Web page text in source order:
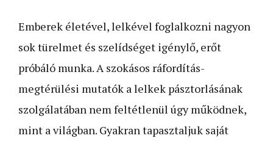
Emberek életével, lelkével foglalkozni nagyon
sok türelmet és szelídséget igénylő, erőt
próbáló munka. A szokásos ráfordítás-
megtérülési mutatók a lelkek pásztorlásának
szolgálatában nem feltétlenül úgy működnek,
mint a világban. Gyakran tapasztaljuk saját